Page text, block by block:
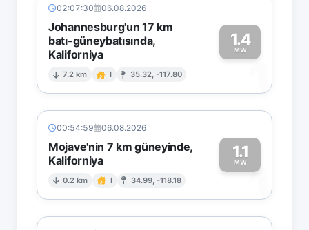
02:07:30 06.08.2026
Johannesburg'un 17 km
batı-güneybatısında,
Kaliforniya
7.2 km I 35.32, -117.80
1.4
MW
1
00:54:59 06.08.2026
Mojave'nin 7 km güneyinde,
Kaliforniya
0.2 km I 34.99, -118.18
1.1
MW1